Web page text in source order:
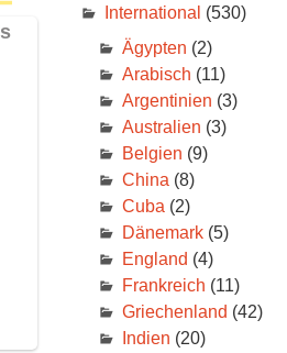
International (530)
Ägypten (2)
Arabisch (11)
Argentinien (3)
Australien (3)
Belgien (9)
China (8)
Cuba (2)
Dänemark(5)
England (4)
Frankreich (11)
Griechenland (42)
Indien (20)